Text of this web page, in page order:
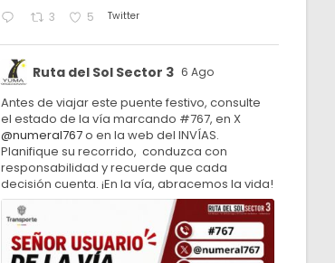
3 5 Twitter
Ruta del Sol Sector 3 6 Ago
Antes de viajar este puente festivo, consulte
el estado de la vía marcando #767, en X
@numeral767o en la web del INVÍAS.
Planifique su recorrido, conduzca con
responsabilidad y recuerde que cada
decisión cuenta. ¡En la vía, abracemos la vida!